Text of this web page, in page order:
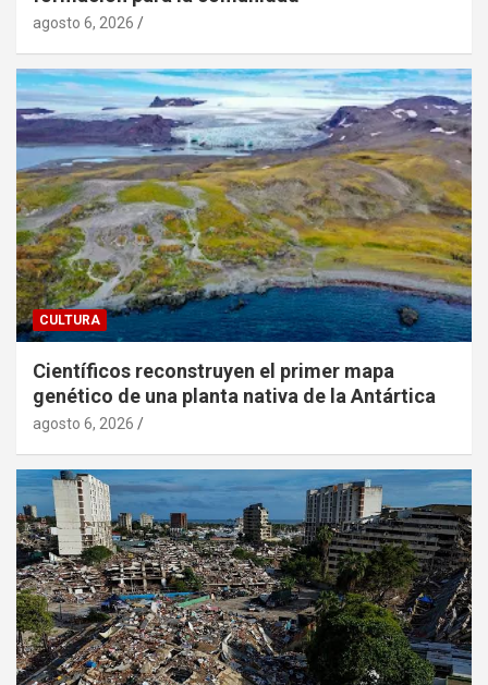
agosto 6, 2026
CULTURA
Científicos reconstruyen el primer mapa
genético de una planta nativa de la Antártica
agosto 6, 2026